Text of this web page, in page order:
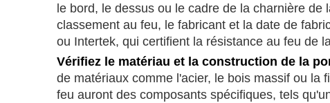
le bord, le dessus ou le cadre de la charnière
classement au feu, le fabricant et la date de
ou Intertek, qui certifient la résistance au feu de
Vérifiez le matériau et la construction de la
de matériaux comme l'acier, le bois massif ou la
feu auront des composants spécifiques, tels